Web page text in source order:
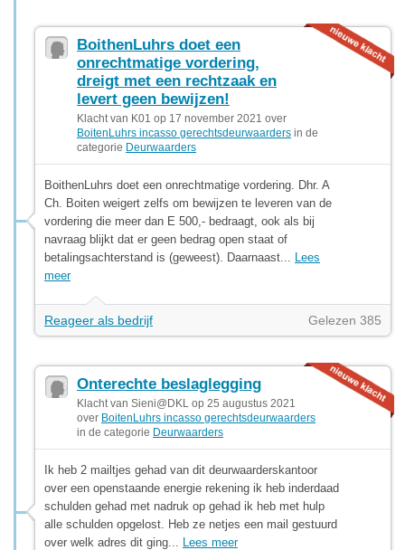
BoithenLuhrs doet een
onrechtmatige vordering,
dreigt met een rechtzaak en
levert geen bewijzen!
Klacht van K01 op 17 november 2021 over
BoitenLuhrs incasso gerechtsdeurwaarders in de
categorie Deurwaarders
BoithenLuhrs doet een onrechtmatige vordering. Dhr. A
Ch. Boiten weigert zelfs om bewijzen te leveren van de
vordering die meer dan E 500,- bedraagt, ook als bij
navraag blijkt dat er geen bedrag open staat of
betalingsachterstand is (geweest). Daarnaast... Lees
meer
Reageer als bedrijf Gelezen 385
Onterechte beslaglegging
Klacht van Sieni@DKL op 25 augustus 2021
over BoitenLuhrs incasso gerechtsdeurwaarders
in de categorie Deurwaarders
Ik heb 2 mailtjes gehad van dit deurwaarderskantoor
over een openstaande energie rekening ik heb inderdaad
schulden gehad met nadruk op gehad ik heb met hulp
alle schulden opgelost. Heb ze netjes een mail gestuurd
over welk adres dit ging... Lees meer